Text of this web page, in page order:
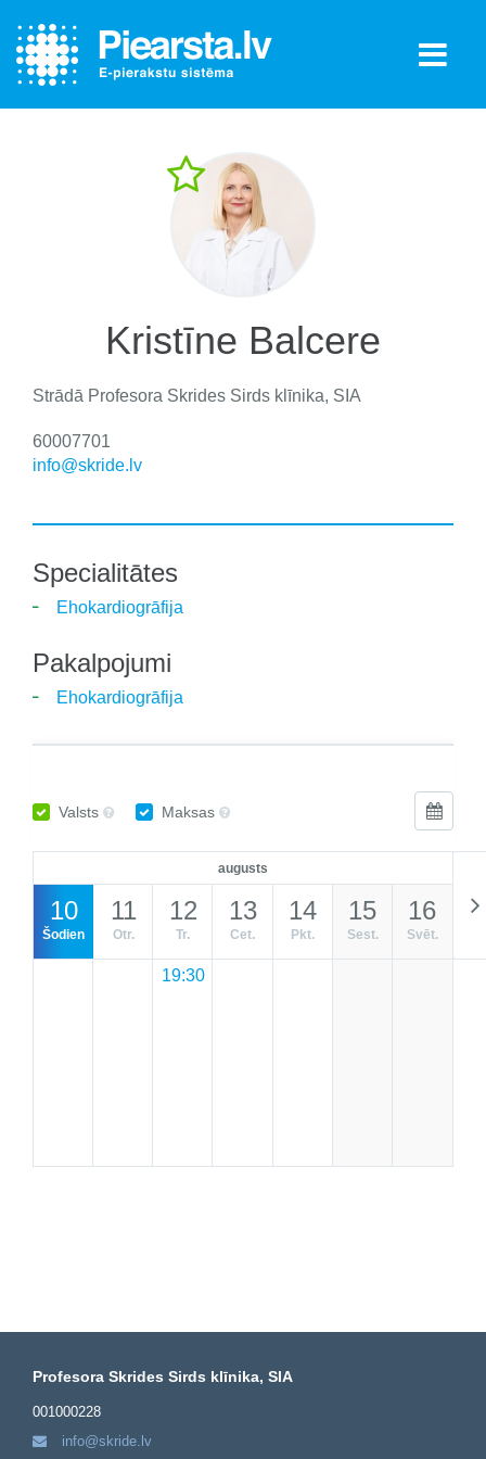
Kristīne Balcere
Strādā Profesora Skrides Sirds klīnika, SIA
60007701
info@skride.lv
Specialitātes
Ehokardiogrāfija
Pakalpojumi
Ehokardiogrāfija
Valsts Maksas
augusts
10
Šodien
11
Otr.
12
Tr.
19:30
13
Cet.
14
Pkt.
15
Sest.
16
Svēt.
Profesora Skrides Sirds klīnika, SIA
001000228
info@skride.lv